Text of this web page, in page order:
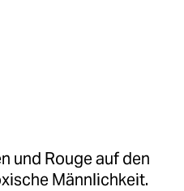
und Rouge auf den
Männlichkeit.